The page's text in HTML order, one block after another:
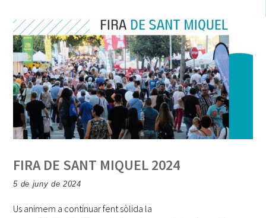
FIRA DE SANT MIQUEL 2024
5 de juny de 2024
Us animem a continuar fent sòlida la